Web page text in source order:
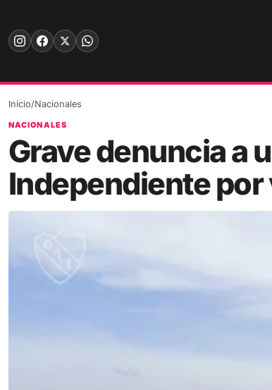
content
Inicio/Nacionales
NACIONALES
Grave denuncia a
Independiente